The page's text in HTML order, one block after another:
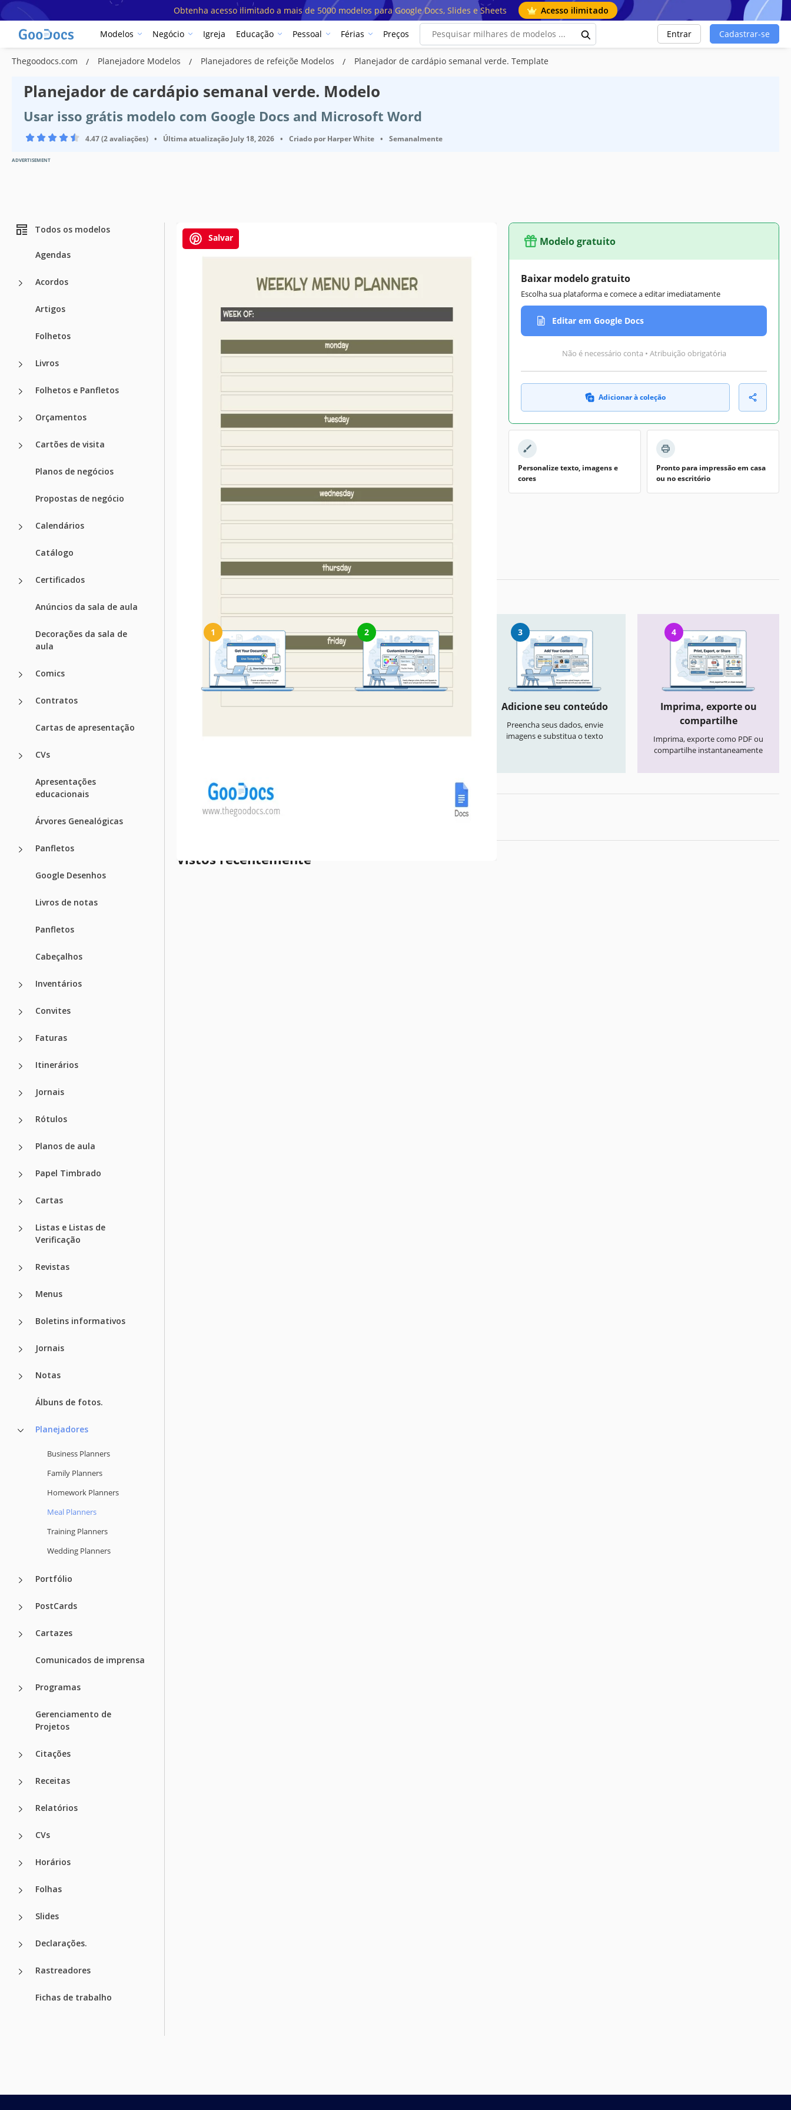
Obtenha acesso ilimitado a mais de 5000 modelos para Google Docs, Slides e Sheets Acesso ilimitado
Modelos Negócio Igreja Educação Pessoal Férias Preços Entrar Cadastrar-se
Thegoodocs.com Planejadore Modelos Planejadores de refeiçõe Modelos Planejador de cardápio semanal verde. Template
Planejador de cardápio semanal verde. Modelo
Usar isso grátis modelo com Google Docs and Microsoft Word
4.47 (2 avaliações) • Última atualização July 18, 2026 • Criado por Harper White • Semanalmente
ADVERTISEMENT
Todos os modelos
Agendas
Acordos
Artigos
Folhetos
Livros
Folhetos e Panfletos
Orçamentos
Cartões de visita
Planos de negócios
Propostas de negócio
Calendários
Catálogo
Certificados
Anúncios da sala de aula
Decorações da sala de
aula
Comics
Contratos
Cartas de apresentação
CVs
Apresentações
educacionais
Árvores Genealógicas
Panfletos
Google Desenhos
Livros de notas
Panfletos
Cabeçalhos
Inventários
Convites
Faturas
Itinerários
Jornais
Rótulos
Planos de aula
Papel Timbrado
Cartas
Listas e Listas de
Verificação
Revistas
Menus
Boletins informativos
Jornais
Notas
Álbuns de fotos.
Planejadores
Business Planners
Family Planners
Homework Planners
Meal Planners
Training Planners
Wedding Planners
Portfólio
PostCards
Cartazes
Comunicados de imprensa
Programas
Gerenciamento de
Projetos
Citações
Receitas
Relatórios
CVs
Horários
Folhas
Slides
Declarações.
Rastreadores
Fichas de trabalho
Salvar
Especificações do modelo
Última atualização
Estatísticas de uso
1 downloads este mês
Semanalmente Planejadore Modelos
Adequado Para
Personal , Sports Healthy Lifestyle
Sobre este modelo
Você está cansado de fazer menus todos os dias? Você quer fazer uma dieta de
nutrição saudável para a semana inteira? Então nosso modelo gratuito de
calorias às colunas já preparadas. Você pode trabalhar com omodelo de
planejador semanaldigitalmente ou imprimir quantas cópias precisar para
Modelo gratuito
Baixar modelo gratuito
Escolha sua plataforma e comece a editar imediatamente
Editar em Google Docs
Não é necessário conta • Atribuição obrigatória
Adicionar à coleção
Personalize texto, imagens e
cores
Pronto para impressão em casa
ou no escritório
Como usar e editar este modelo
1
Obtenha seu documento
criar uma cópia editável no Google
2
Personalize tudo
layouts conforme seu estilo
3
Adicione seu conteúdo
Preencha seus dados, envie
imagens e substitua o texto
4
Imprima, exporte ou
compartilhe
Imprima, exporte como PDF ou
compartilhe instantaneamente
Modelos relacionados
Vistos recentemente